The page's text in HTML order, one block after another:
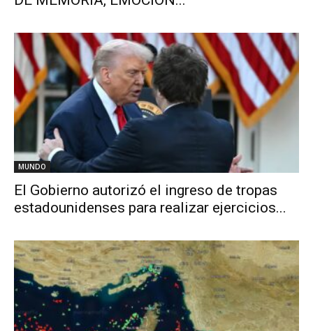
MUNDO
El Gobierno autorizó el ingreso de tropas
estadounidenses para realizar ejercicios...